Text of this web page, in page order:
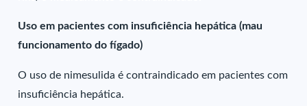
Uso em pacientes com insuficiência hepática (mau
funcionamento do fígado)
O uso de nimesulida é contraindicado em pacientes com
insuficiência hepática.